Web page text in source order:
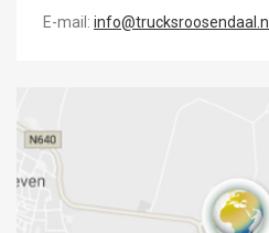
E-mail: info@trucksroosendaal.nl